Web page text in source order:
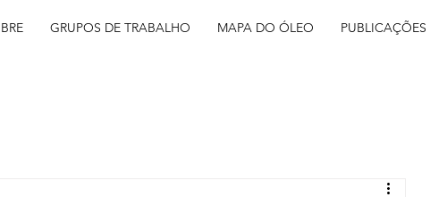
GRUPOS DE TRABALHO MAPA DO ÓLEO PUBLICAÇÕES